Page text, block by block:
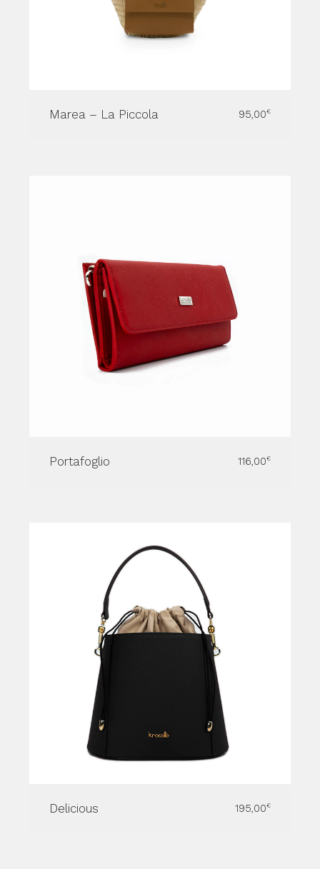
Marea – La Piccola 95,00€
Portafoglio 116,00€
Delicious 195,00€